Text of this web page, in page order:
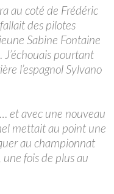
au coté de Frédéric
des pilotes
Sabine Fontaine
pourtant
l’espagnol Sylvano
et avec une nouveau
mettait au point une
au championnat
fois de plus au